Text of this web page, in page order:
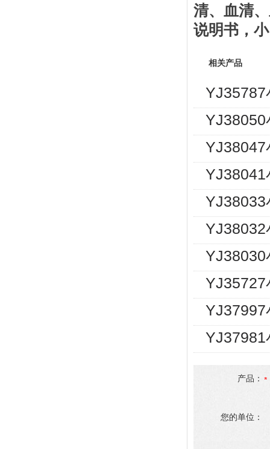
清、血清
说明书 ，
相关产品
YJ35787
YJ38050
YJ38047
YJ38041
YJ38033
YJ38032
YJ38030
YJ35727
YJ37997
YJ37981
产品：
您的单位：